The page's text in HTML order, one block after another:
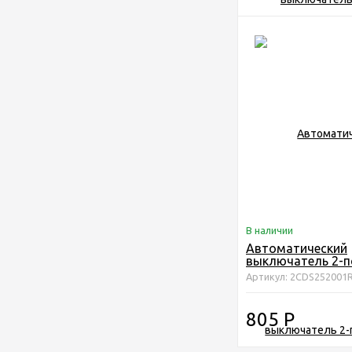
В наличии
Автоматический
выключатель 2-
ABB S202 C10
2CDS252001R0104
Артикул:
805 Р